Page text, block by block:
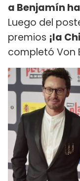
a Benjamín
Luego del
premios ¡la
completó Von